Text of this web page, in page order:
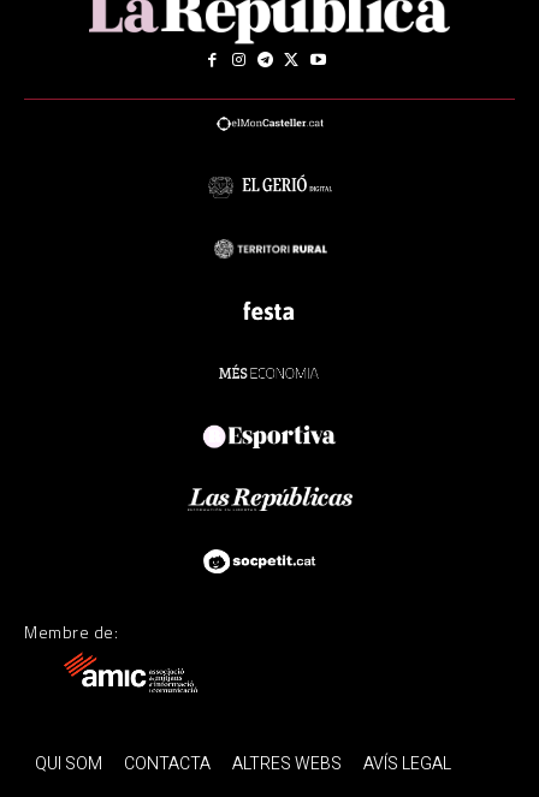
Membre de:
QUI SOM CONTACTA ALTRES WEBS AVÍS LEGAL